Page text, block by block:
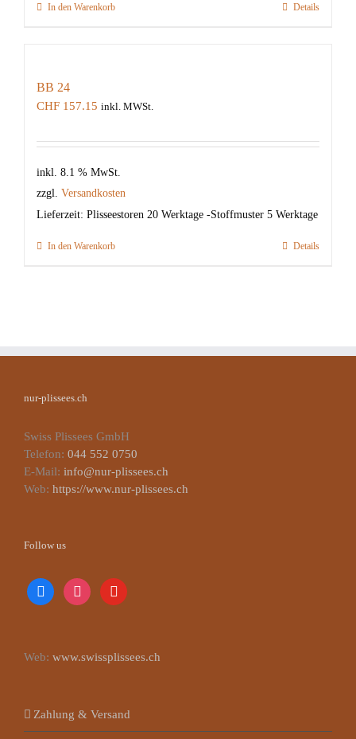
In den Warenkorb Details
BB 24
CHF 157.15 inkl. MWSt.
inkl. 8.1 % MwSt.
zzgl. Versandkosten
Lieferzeit: Plisseestoren 20 Werktage -Stoffmuster 5 Werktage
In den Warenkorb Details
nur-plissees.ch
Swiss Plissees GmbH
Telefon: 044 552 0750
E-Mail: info@nur-plissees.ch
Web: https://www.nur-plissees.ch
Follow us
facebookinstagramyoutube
Web: www.swissplissees.ch
Zahlung & Versand